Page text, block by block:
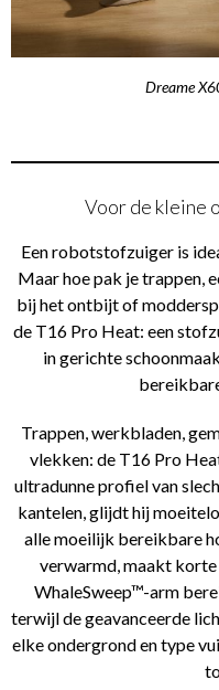
Dreame
Voor de kleine
Een robotstofzuiger is
Maar hoe pak je trappen,
bij het ontbijt of
de T16 Pro Heat: een
in gerichte
Trappen, werkbladen,
vlekken: de T16 Pro
ultradunne profiel van
kantelen, glijdt hij
alle moeilijk bereikbare
verwarmd, maakt
WhaleSweep™-arm
terwijl de geavanceerde
elke ondergrond en type